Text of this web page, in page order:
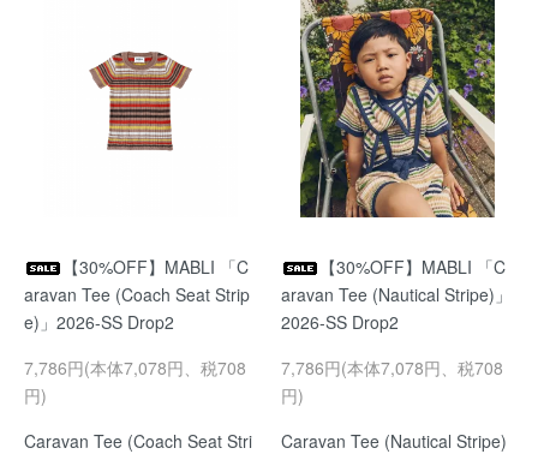
【30%OFF】MABLI 「C
aravan Tee (Coach Seat Strip
e)」2026-SS Drop2
7,786円(本体7,078円、税708
円)
Caravan Tee (Coach Seat Stri
【30%OFF】MABLI 「C
aravan Tee (Nautical Stripe)」
2026-SS Drop2
7,786円(本体7,078円、税708
円)
Caravan Tee (Nautical Stripe)